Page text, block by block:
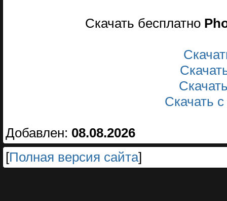
Скачать бесплатно
Скачать с
Добавлен: 08.08.2026
[Полная версия сайта]